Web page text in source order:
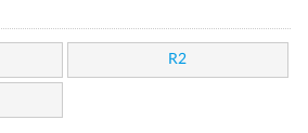
R2